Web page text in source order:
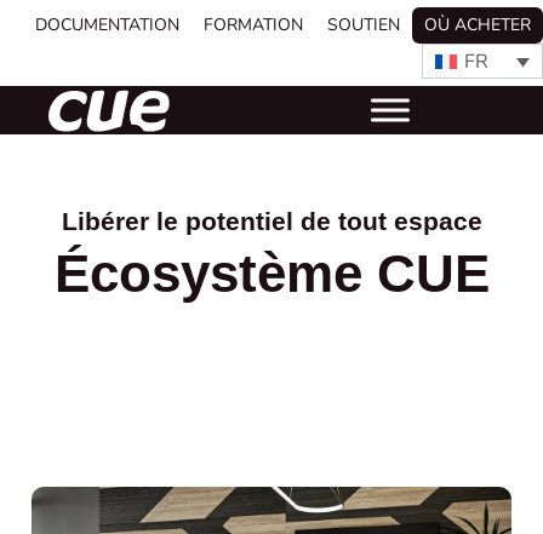
DOCUMENTATION FORMATION SOUTIEN OÙ ACHETER
FR
Libérer le potentiel de tout espace
Écosystème CUE